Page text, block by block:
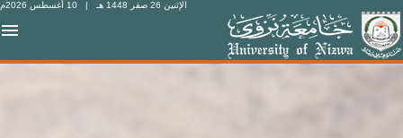
الإثنين 26 صفر 1448 هـ | 10 أغسطس 2026م